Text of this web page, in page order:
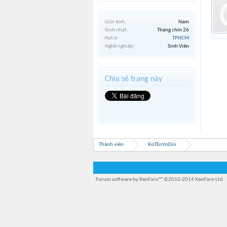
Giới tính:
Nam
Sinh nhật:
Tháng chín 26
Nơi ở:
TPHCM
Nghề nghiệp:
Sinh Viên
Chia sẻ trang này
Thành viên KoTEnVoDoi
Forum software by XenForo™ ©2010-2014 XenForo Ltd.